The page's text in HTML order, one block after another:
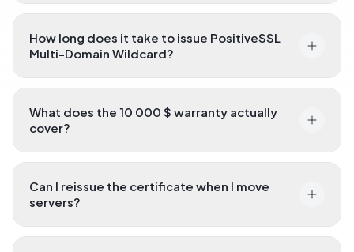
How long does it take to issue PositiveSSL
Multi-Domain Wildcard?
What does the 10 000 $ warranty actually
cover?
Can I reissue the certificate when I move
servers?